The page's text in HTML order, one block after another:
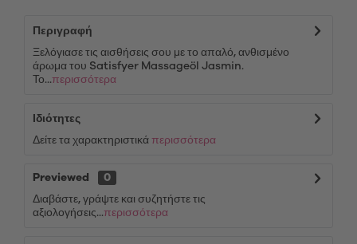
Περιγραφή
Ξελόγιασε τις αισθήσεις σου με το απαλό, ανθισμένο
άρωμα του Satisfyer Massageöl Jasmin.
Το...περισσότερα
Ιδιότητες
Δείτε τα χαρακτηριστικά περισσότερα
Previewed
0
Διαβάστε, γράψτε και συζητήστε τις
αξιολογήσεις...περισσότερα